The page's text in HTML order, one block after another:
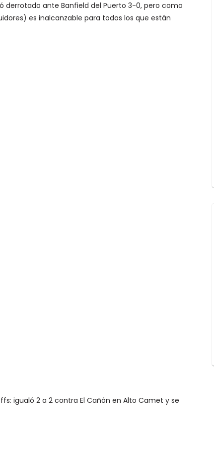
derrotado ante Banfield del Puerto 3-0, pero como
es inalcanzable para todos los que están
igualó 2 a 2 contra El Cañón en Alto Camet y se